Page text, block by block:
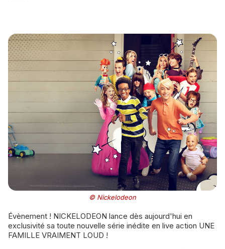
© Nickelodeon
Évènement ! NICKELODEON lance dès aujourd'hui en
exclusivité sa toute nouvelle série inédite en live action UNE
FAMILLE VRAIMENT LOUD !